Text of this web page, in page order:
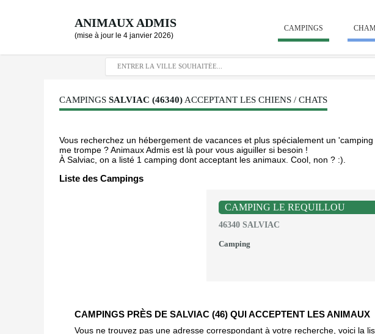
ANIMAUX ADMIS
(mise à jour le 4 janvier 2026)
CAMPINGS
CAMPINGS SALVIAC (46340) ACCEPTANT LES CHIENS / CHATS
Vous recherchez un hébergement de vacances et plus spécialement un
me trompe ? Animaux Admis est là pour vous aiguiller si besoin !
À Salviac, on a listé 1 camping dont acceptant les animaux. Cool, non ? :).
Liste des Campings
CAMPING LE REQUILLOU
46340 SALVIAC
Camping
CAMPINGS PRÈS DE SALVIAC (46) QUI ACCEPTENT LES ANIMAUX
Vous ne trouvez pas une adresse correspondant à votre recherche, voici la